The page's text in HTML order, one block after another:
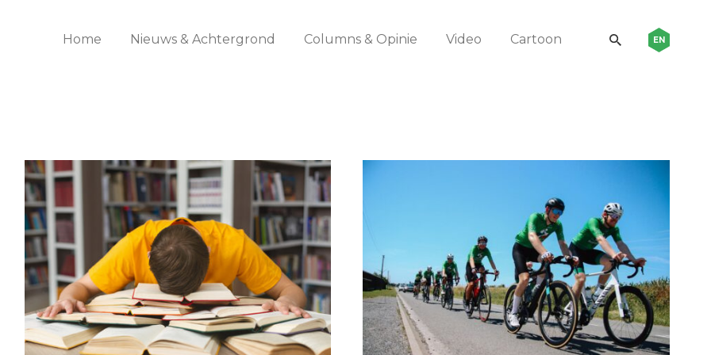
Home Nieuws & Achtergrond Columns & Opinie Video Cartoon EN